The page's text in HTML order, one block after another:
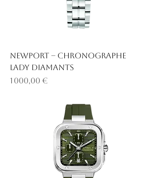
NEWPORT – CHRONOGRAPHE
LADY DIAMANTS
Prix
1 000,00 €